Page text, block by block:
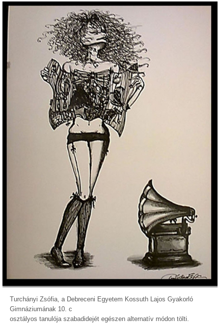
Turchányi Zsófia, a Debreceni Egyetem Kossuth Lajos Gyakorló
Gimnáziumának 10. c
osztályos tanulója szabadidejét egészen alternatív módon tölti.